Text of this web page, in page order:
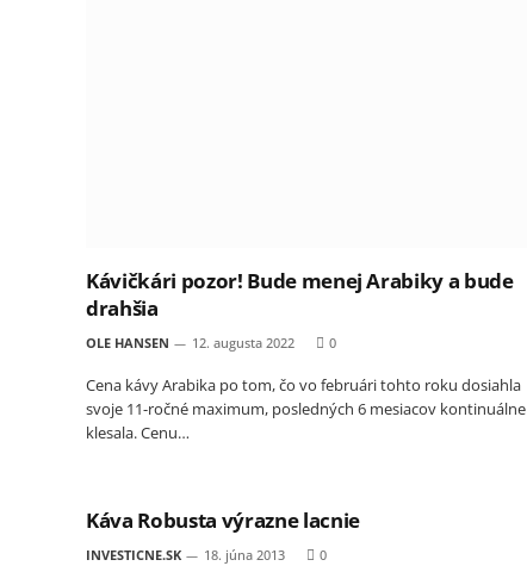
Kávičkári pozor! Bude menej Arabiky a bude
drahšia
OLE HANSEN 12. augusta 2022 0
Cena kávy Arabika po tom, čo vo februári tohto roku dosiahla
svoje 11-ročné maximum, posledných 6 mesiacov kontinuálne
klesala. Cenu…
Káva Robusta výrazne lacnie
INVESTICNE.SK 18. júna 2013 0